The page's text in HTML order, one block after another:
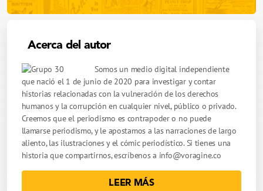
Acerca del autor
Somos un medio digital independiente
que nació el 1 de junio de 2020 para investigar y contar
historias relacionadas con la vulneración de los derechos
humanos y la corrupción en cualquier nivel, público o privado.
Creemos que el periodismo es contrapoder o no puede
llamarse periodismo, y le apostamos a las narraciones de largo
aliento, las ilustraciones y el cómic periodístico. Si tienes una
historia que compartirnos, escríbenos a info@voragine.co
LEER MÁS